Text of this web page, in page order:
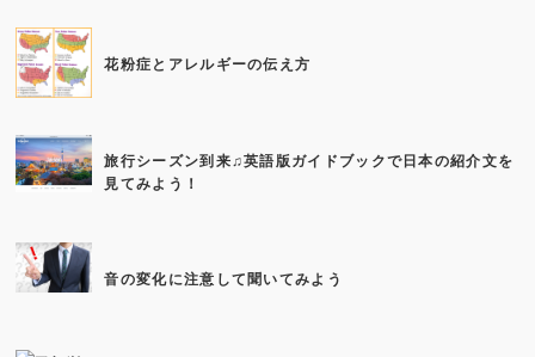
花粉症とアレルギーの伝え方
旅行シーズン到来♫英語版ガイドブックで日本の紹介文を
見てみよう！
音の変化に注意して聞いてみよう